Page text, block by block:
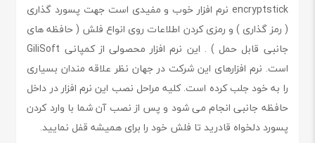
encryptstick نرم افزار خوب و مفیدی است جهت پسورد گذاری
( رمز گذاری ) و رمزی کردن اطلاعات روی انواع فلش ( حافظه های
جانبی قابل حمل ) . این نرم افزار محصولی از کمپانی GiliSoft
است. نرم افزارهای این شرکت در جهان نظر علاقه مندان بسیاری
را به خود جلب کرده است. کلیه مراحل نصب این نرم افزار در داخل
حافظه جانبی انجام می شود و پس از نصب آن شما با وارد کردن
پسورد دلخواه قادرید تا فلش خود را برای همیشه قفل نمایید.